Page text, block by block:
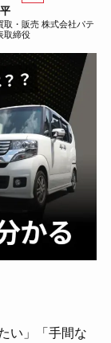
カーセンサー
カラ
取・販売 株式会社パテ
取締役
い」「手間な